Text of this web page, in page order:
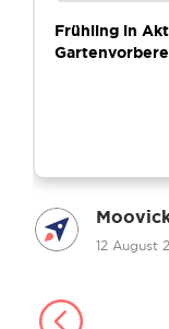
Frühling in
12 August